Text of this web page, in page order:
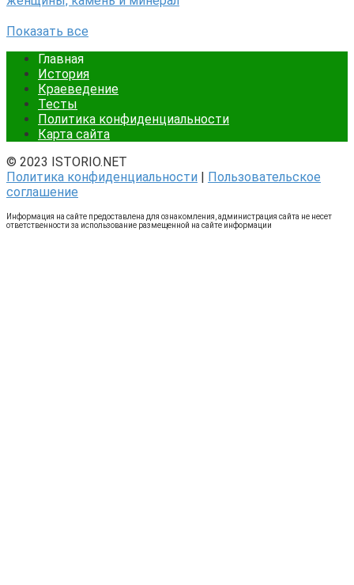
Показать все
Главная
История
Краеведение
Тесты
Политика конфиденциальности
Карта сайта
© 2023 ISTORIO.NET
Политика конфиденциальности | Пользовательское
соглашение
Информация на сайте предоставлена для ознакомления, администрация сайта не несет
ответственности за использование размещенной на сайте информации